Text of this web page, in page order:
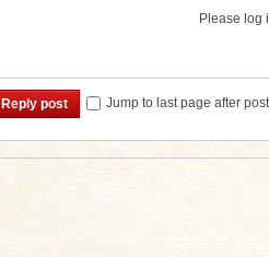
Please log
Reply post Jump to last page after